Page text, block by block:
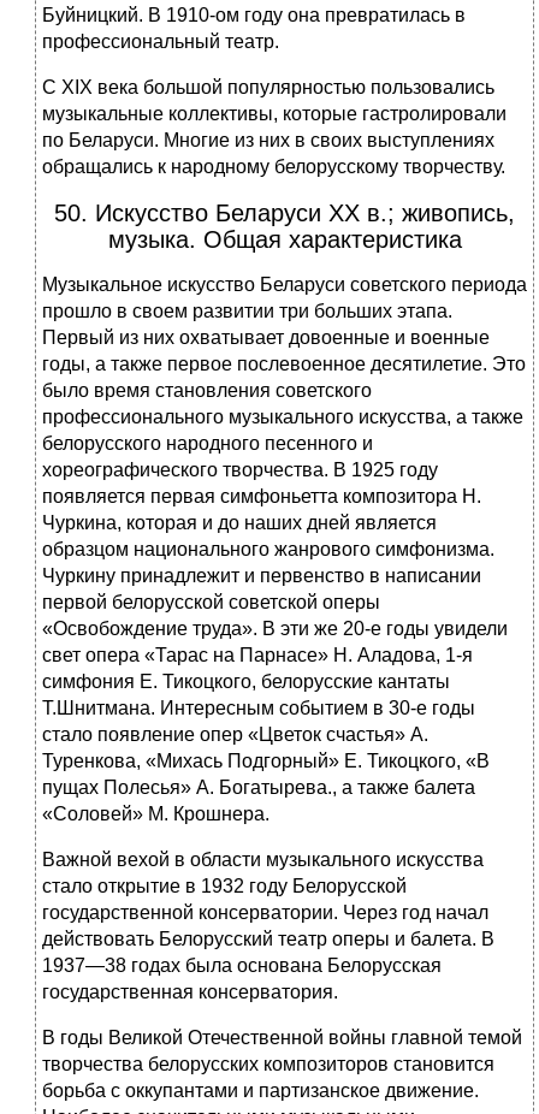
Буйницкий. В 1910-ом году она превратилась в
профессиональный театр.
С XIX века большой популярностью пользовались
музыкальные коллективы, которые гастролировали
по Беларуси. Многие из них в своих выступлениях
обращались к народному белорусскому творчеству.
50. Искусство Беларуси XX в.; живопись,
музыка. Общая характеристика
Музыкальное искусство Беларуси советского периода
прошло в своем развитии три больших этапа.
Первый из них охватывает довоенные и военные
годы, а также первое послевоенное десятилетие. Это
было время становления советского
профессионального музыкального искусства, а также
белорусского народного песенного и
хореографического творчества. В 1925 году
появляется первая симфоньетта композитора Н.
Чуркина, которая и до наших дней является
образцом национального жанрового симфонизма.
Чуркину принадлежит и первенство в написании
первой белорусской советской оперы
«Освобождение труда». В эти же 20-е годы увидели
свет опера «Тарас на Парнасе» Н. Аладова, 1-я
симфония Е. Тикоцкого, белорусские кантаты
Т.Шнитмана. Интересным событием в 30-е годы
стало появление опер «Цветок счастья» А.
Туренкова, «Михась Подгорный» Е. Тикоцкого, «В
пущах Полесья» А. Богатырева., а также балета
«Соловей» М. Крошнера.
Важной вехой в области музыкального искусства
стало открытие в 1932 году Белорусской
государственной консерватории. Через год начал
действовать Белорусский театр оперы и балета. В
1937—38 годах была основана Белорусская
государственная консерватория.
В годы Великой Отечественной войны главной темой
творчества белорусских композиторов становится
борьба с оккупантами и партизанское движение.